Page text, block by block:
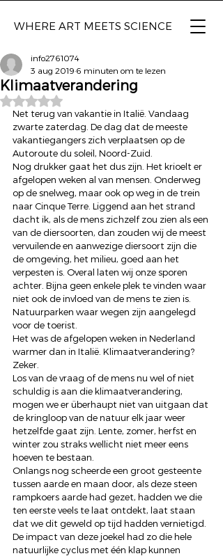
WHERE ART MEETS SCIENCE
Klimaatverandering
info2761074
3 aug 2019 6 minuten om te lezen
Beoordeeld met NaN uit 5 sterren.
Net terug van vakantie in Italië. Vandaag
zwarte zaterdag. De dag dat de meeste
vakantiegangers zich verplaatsen op de
Autoroute du soleil, Noord-Zuid.
Nog drukker gaat het dus zijn. Het krioelt er
afgelopen weken al van mensen. Onderweg
op de snelweg, maar ook op weg in de trein
naar Cinque Terre. Liggend aan het strand
dacht ik, als de mens zichzelf zou zien als een
van de diersoorten, dan zouden wij de meest
vervuilende en aanwezige diersoort zijn die
de omgeving, het milieu, goed aan het
verpesten is. Overal laten wij onze sporen
achter. Bijna geen enkele plek te vinden waar
niet ook de invloed van de mens te zien is.
Natuurparken waar wegen zijn aangelegd
voor de toerist.
Het was de afgelopen weken in Nederland
warmer dan in Italië. Klimaatverandering?
Zeker.
Los van de vraag of de mens nu wel of niet
schuldig is aan die klimaatverandering,
mogen we er überhaupt niet van uitgaan dat
de kringloop van de natuur elk jaar weer
hetzelfde gaat zijn. Lente, zomer, herfst en
winter zou straks wellicht niet meer eens
hoeven te bestaan.
Onlangs nog scheerde een groot gesteente
tussen aarde en maan door, als deze steen
rampkoers aarde had gezet, hadden we die
ten eerste veels te laat ontdekt, laat staan
dat we dit geweld op tijd hadden vernietigd.
De impact van deze joekel had zo die hele
natuurlijke cyclus met één klap kunnen